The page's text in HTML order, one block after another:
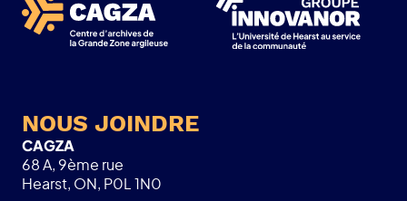
NOUS JOINDRE
CAGZA
68 A, 9ème rue
Hearst, ON, P0L 1N0